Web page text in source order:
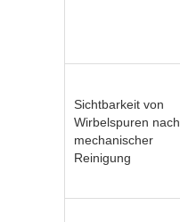
Sichtbarkeit von
Wirbelspuren nach
mechanischer
Reinigung